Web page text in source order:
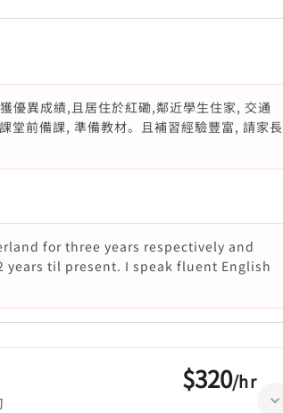
優異成績,且居住於紅磡,鄰近學生住家, 交通
堂前備課, 準備教材。且補習經驗豐富, 請家長
for three years respectively and
til present. I speak fluent English
$320/hr